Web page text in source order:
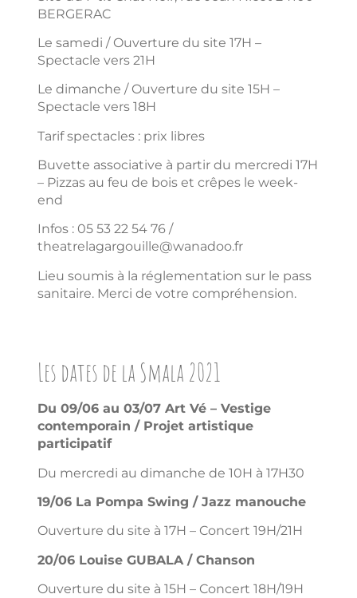
BERGERAC
Le samedi / Ouverture du site 17H –
Spectacle vers 21H
Le dimanche / Ouverture du site 15H –
Spectacle vers 18H
Tarif spectacles : prix libres
Buvette associative à partir du mercredi 17H
– Pizzas au feu de bois et crêpes le week-
end
Infos : 05 53 22 54 76 /
theatrelagargouille@wanadoo.fr
Lieu soumis à la réglementation sur le pass
sanitaire. Merci de votre compréhension.
Les dates de la Smala 2021
Du 09/06 au 03/07 Art Vé – Vestige
contemporain / Projet artistique
participatif
Du mercredi au dimanche de 10H à 17H30
19/06 La Pompa Swing / Jazz manouche
Ouverture du site à 17H – Concert 19H/21H
20/06 Louise GUBALA / Chanson
Ouverture du site à 15H – Concert 18H/19H